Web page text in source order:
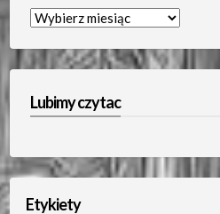
Archiwum…
Lubimy czytac
Etykiety